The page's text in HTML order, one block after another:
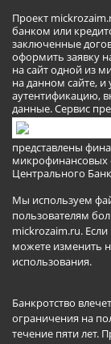
Проект
банком или
заключенные
оформить заявку
на сайт одной из
на данном сайте,
аутентификацию,
данные. Сервис
представлены
Центрального
Мы используем
пользователям
mickrozaim.ru.
можете изменить
использования.
Банкротство
ограничения на
течение пяти лет.